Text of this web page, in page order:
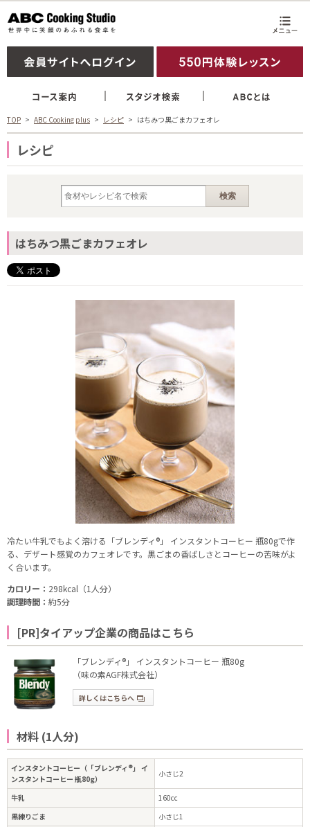
TOP ABC Cooking plus レシピ はちみつ黒ごまカフェオレ
レシピ
はちみつ黒ごまカフェオレ
冷たい牛乳でもよく溶ける「ブレンディ®」 インスタントコーヒー 瓶80gで作
る、デザート感覚のカフェオレです。黒ごまの香ばしさとコーヒーの苦味がよ
く合います。
カロリー： 298kcal（1人分）
調理時間： 約5分
[PR]タイアップ企業の商品はこちら
「ブレンディ®」 インスタントコーヒー 瓶80g
（味の素AGF株式会社）
詳しくはこちらへ
材料 (1人分)
インスタントコーヒー（「ブレンディ®」 イ
ンスタントコーヒー 瓶80g）
小さじ2
牛乳
160cc
黒練りごま
小さじ1